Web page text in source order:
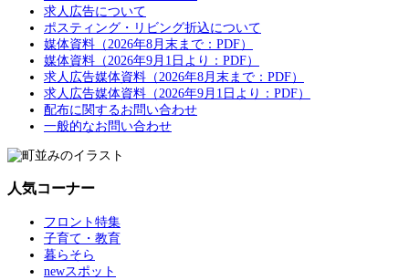
求人広告について
ポスティング・リビング折込について
媒体資料（2026年8月末まで：PDF）
媒体資料（2026年9月1日より：PDF）
求人広告媒体資料（2026年8月末まで：PDF）
求人広告媒体資料（2026年9月1日より：PDF）
配布に関するお問い合わせ
一般的なお問い合わせ
人気コーナー
フロント特集
子育て・教育
暮らそら
newスポット